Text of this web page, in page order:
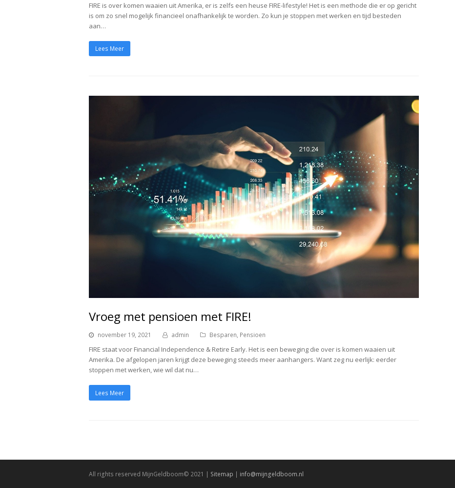
FIRE is over komen waaien uit Amerika, er is zelfs een heuse FIRE-lifestyle! Het is een methode die er op gericht
is om zo snel mogelijk financieel onafhankelijk te worden. Zo kun je stoppen met werken en tijd besteden
aan…
Lees Meer
Vroeg met pensioen met FIRE!
november 19, 2021 admin Besparen, Pensioen
FIRE staat voor Financial Independence & Retire Early. Het is een beweging die over is komen waaien uit
Amerika. De afgelopen jaren krijgt deze beweging steeds meer aanhangers. Want zeg nu eerlijk: eerder
stoppen met werken, wie wil dat nu…
Lees Meer
All rights reserved MijnGeldboom© 2021 | Sitemap | info@mijngeldboom.nl